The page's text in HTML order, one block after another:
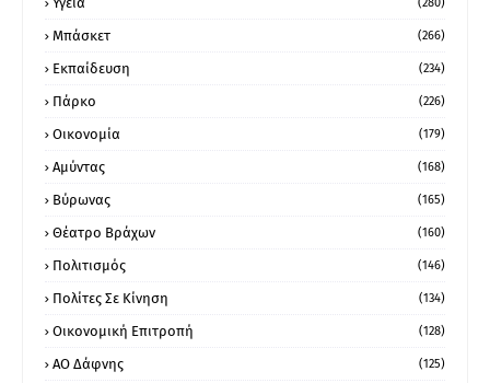
Μπάσκετ (266)
Εκπαίδευση (234)
Πάρκο (226)
Οικονομία (179)
Αμύντας (168)
Βύρωνας (165)
Θέατρο Βράχων (160)
Πολιτισμός (146)
Πολίτες Σε Κίνηση (134)
Οικονομική Επιτροπή (128)
ΑΟ Δάφνης (125)